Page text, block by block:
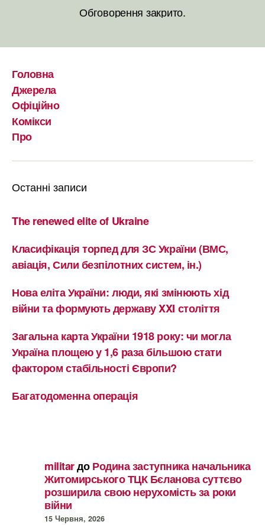
Обговорення закрито.
Головна
Джерела
Офіційно
Комікси
Про
Останні записи
The renewed elite of Ukraine
Класифікація торпед для ЗС України (ВМС,
авіація, Сили безпілотних систем, ін.)
Нова еліта України: люди, які змінюють хід
війни та формують державу XXI століття
Загальна карта України 1918 року: чи могла
Україна площею у 1,6 раза більшою стати
фактором стабільності Європи?
Багатодоменна операція
militarдоРодина заступника начальника
Житомирського ТЦК Бєланова суттєво
розширила свою нерухомість за роки
війни
15 Червня, 2026